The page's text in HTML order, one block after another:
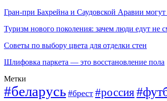
Гран-при Бахрейна и Саудовской Аравии
Туризм нового поколения: зачем люди едут не
Советы по выбору цвета для отделки стен
Шлифовка паркета — это восстановление пола
Метки
#беларусь #брест #россия